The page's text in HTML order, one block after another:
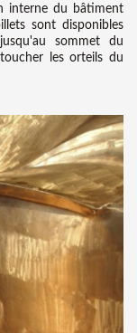
interne du bâtiment
sont disponibles
sommet du
les orteils du